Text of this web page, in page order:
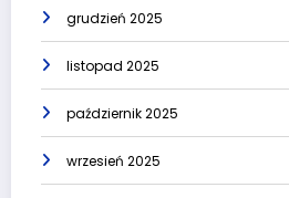
grudzień 2025
listopad 2025
październik 2025
wrzesień 2025